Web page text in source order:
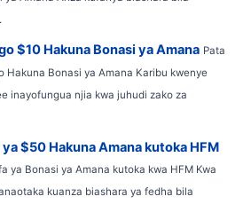
$10 Hakuna Bonasi ya Amana Pata
Hakuna Bonasi ya Amana Karibu kwenye
inayofungua njia kwa juhudi zako za
ya $50 Hakuna Amana kutoka HFM
ya Bonasi ya Amana kutoka kwa HFM Kwa
kuanza biashara ya fedha bila